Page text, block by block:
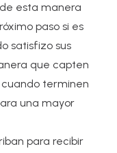
esta manera
paso si es
satisfizo sus
que capten
terminen
una mayor
para recibir